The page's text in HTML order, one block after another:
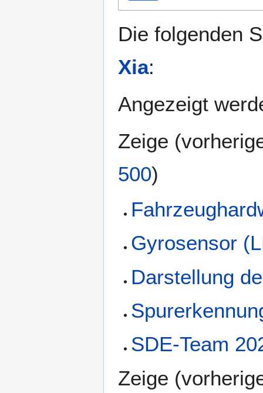
Die folgenden
Xia:
Angezeigt
Zeige (
500)
Gyrosensor
Darstellung
SDE-Team
Zeige (